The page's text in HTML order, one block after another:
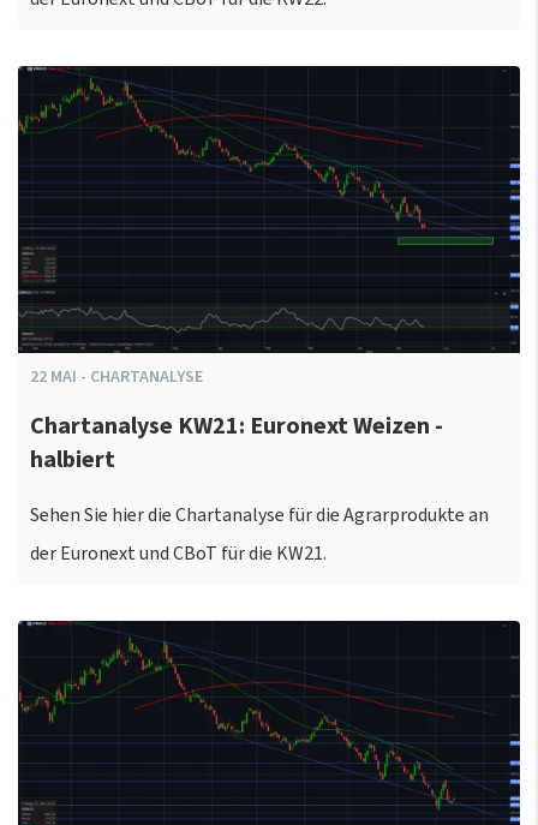
22 MAI - CHARTANALYSE
Chartanalyse KW21: Euronext Weizen -
halbiert
Sehen Sie hier die Chartanalyse für die Agrarprodukte an
der Euronext und CBoT für die KW21.